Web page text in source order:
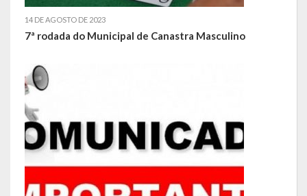
A História da Comunidade Católica Nossa Senhora de Lourdes
A História da Comunidade Evangélica de Linha Kronenthal
A história da Comunidade Católica São Paulo de Lagoa dos Três
Cantos
A História da Comunidade Evangélica de Confissão Luterana no
Brasil de Lagoa dos Três Cantos
A história marcante do Grêmio Esportivo Lagoense: uma história
14 DE AGOSTO DE 2023
7ª rodada do Municipal de Canastra Masculino